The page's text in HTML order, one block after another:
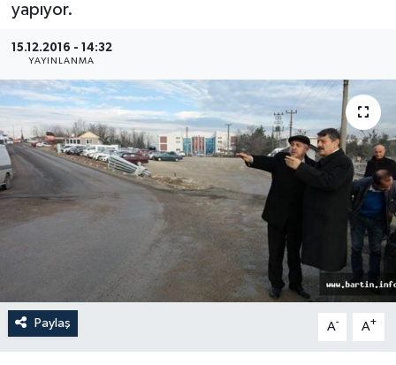
yapıyor.
15.12.2016 - 14:32
YAYINLANMA
Paylaş A- A+
Sinema
Sivil Toplum
Siyaset
Spor
Turizm